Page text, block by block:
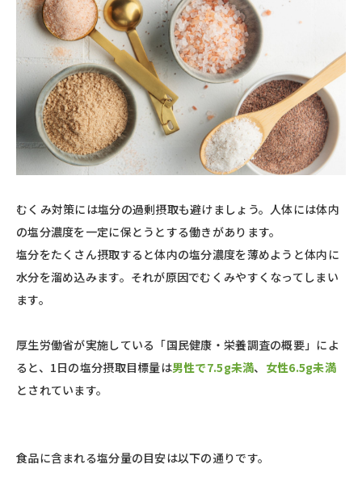
むくみ対策には塩分の過剰摂取も避けましょう。人体には体内
の塩分濃度を一定に保とうとする働きがあります。
塩分をたくさん摂取すると体内の塩分濃度を薄めようと体内に
水分を溜め込みます。それが原因でむくみやすくなってしまい
ます。
厚生労働省が実施している「国民健康・栄養調査の概要」によ
ると、1日の塩分摂取目標量は男性で7.5g未満、 女性6.5g未満
とされています。
食品に含まれる塩分量の目安は以下の通りです。